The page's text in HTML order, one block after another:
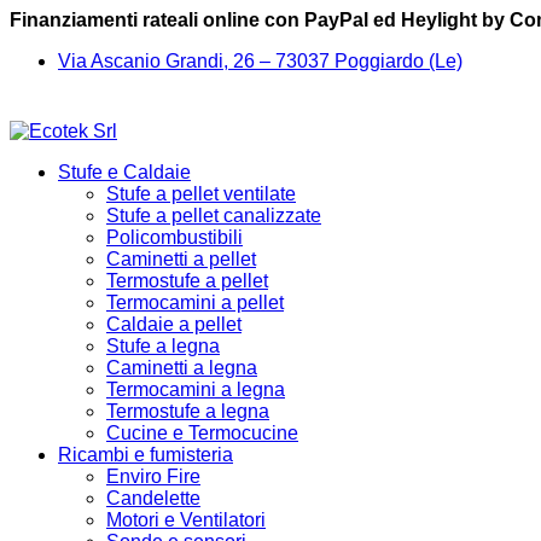
Finanziamenti rateali online con PayPal ed Heylight by
Via Ascanio Grandi, 26 – 73037 Poggiardo (Le)
Stufe e Caldaie
Stufe a pellet ventilate
Stufe a pellet canalizzate
Policombustibili
Caminetti a pellet
Termostufe a pellet
Termocamini a pellet
Caldaie a pellet
Stufe a legna
Caminetti a legna
Termocamini a legna
Termostufe a legna
Cucine e Termocucine
Ricambi e fumisteria
Enviro Fire
Candelette
Motori e Ventilatori